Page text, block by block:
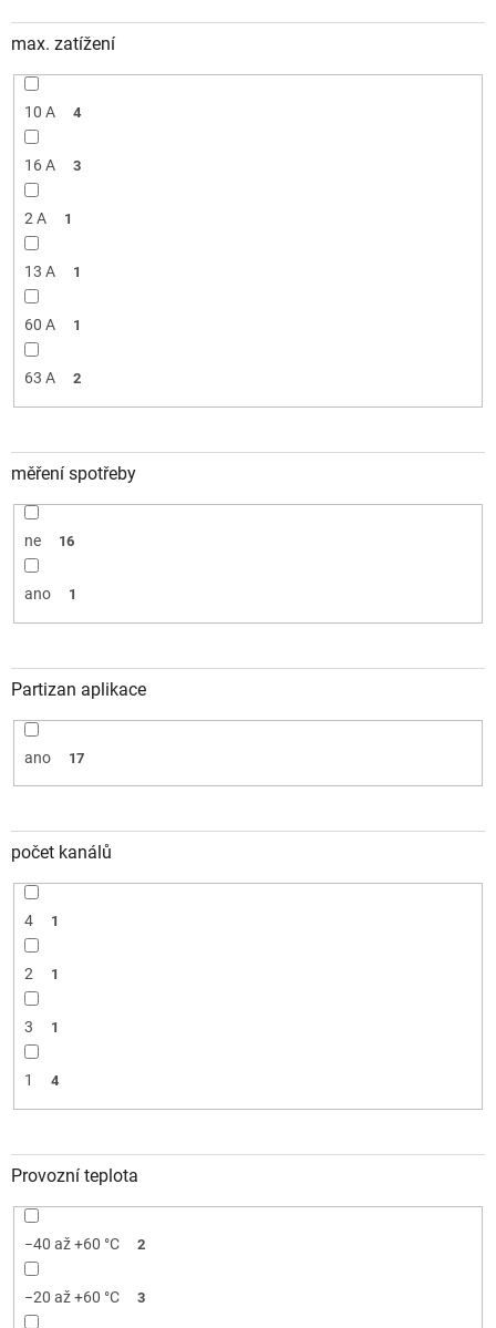
max. zatížení
10 A 4
16 A 3
2 A 1
13 A 1
60 A 1
63 A 2
měření spotřeby
ne 16
ano 1
Partizan aplikace
ano 17
počet kanálů
4 1
2 1
3 1
1 4
Provozní teplota
−40 až +60 °C 2
−20 až +60 °C 3